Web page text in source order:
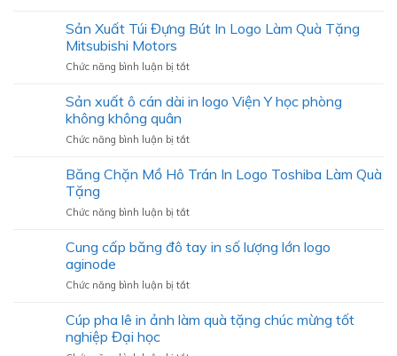
2026
đáy
Ngân
SHB
Canvas
Yêu
Số
Làm
Tặng
Sản Xuất Túi Đựng Bút In Logo Làm Quà Tặng
Mitsubishi Motors
Chức năng bình luận bị tắtở
Xuất
Bút
Logo
Tặng
Motors
Sản xuất ô cán dài in logo Viện Y học phòng
không không quân
Chức năng bình luận bị tắtở
xuất
dài
logo
Viện
học
không
Băng Chặn Mồ Hô Trán In Logo Toshiba Làm Quà
Tặng
Chức năng bình luận bị tắtở
Chặn
Mồ
Trán
Logo
Cung cấp băng đô tay in số lượng lớn logo
aginode
Chức năng bình luận bị tắtở
băng
Cúp pha lê in ảnh làm quà tặng chúc mừng tốt
nghiệp Đại học